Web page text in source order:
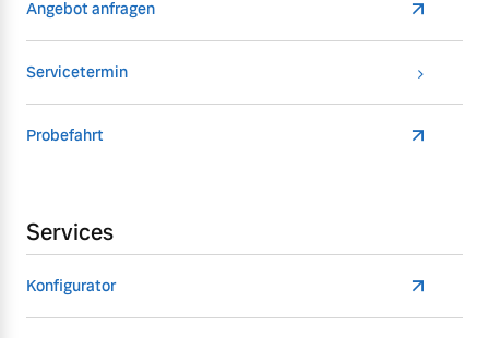
Angebot anfragen
Servicetermin
Probefahrt
Services
Konfigurator